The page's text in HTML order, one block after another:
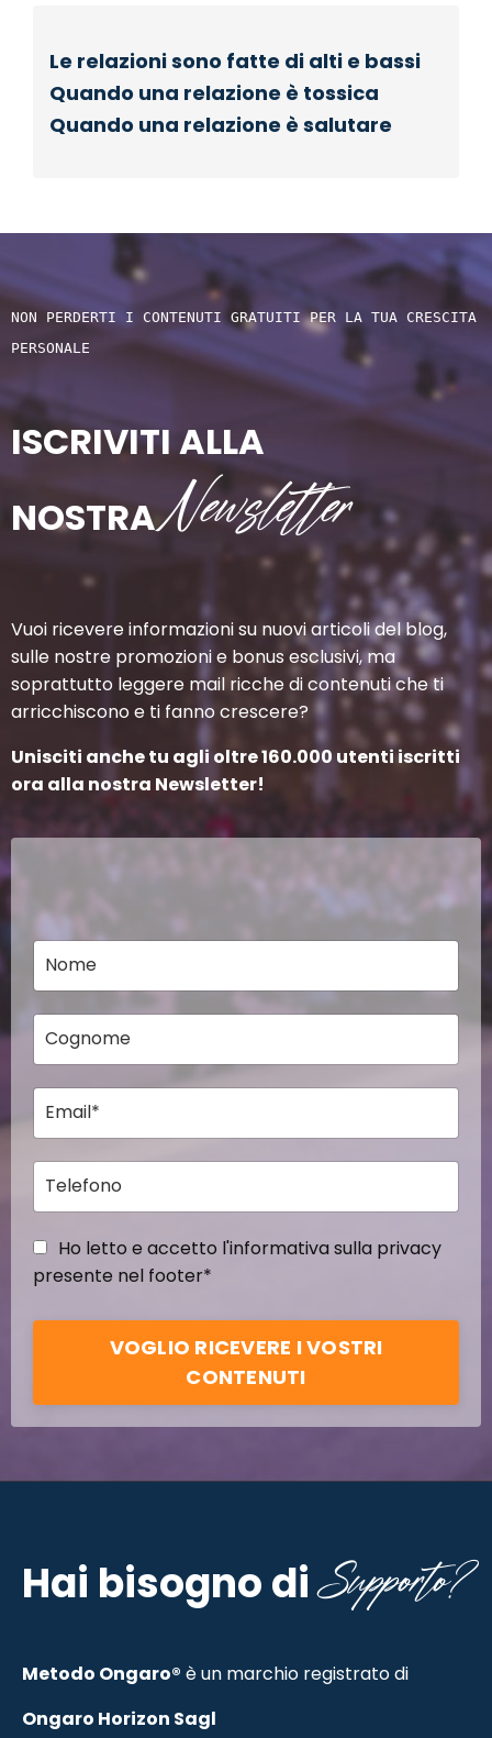
Le relazioni sono fatte di alti e bassi
Quando una relazione è tossica
Quando una relazione è salutare
NON PERDERTI I CONTENUTI GRATUITI PER LA TUA CRESCITA
PERSONALE
ISCRIVITI ALLA
NOSTRANewsletter
Vuoi ricevere informazioni su nuovi articoli del blog,
sulle nostre promozioni e bonus esclusivi, ma
soprattutto leggere mail ricche di contenuti che ti
arricchiscono e ti fanno crescere?
Unisciti anche tu agli oltre 160.000 utenti iscritti
ora alla nostra Newsletter!
Ho letto e accetto l'informativa sulla privacy
presente nel footer*
VOGLIO RICEVERE I VOSTRI
CONTENUTI
Hai bisogno diSupporto?
Metodo Ongaro® è un marchio registrato di
Ongaro Horizon Sagl